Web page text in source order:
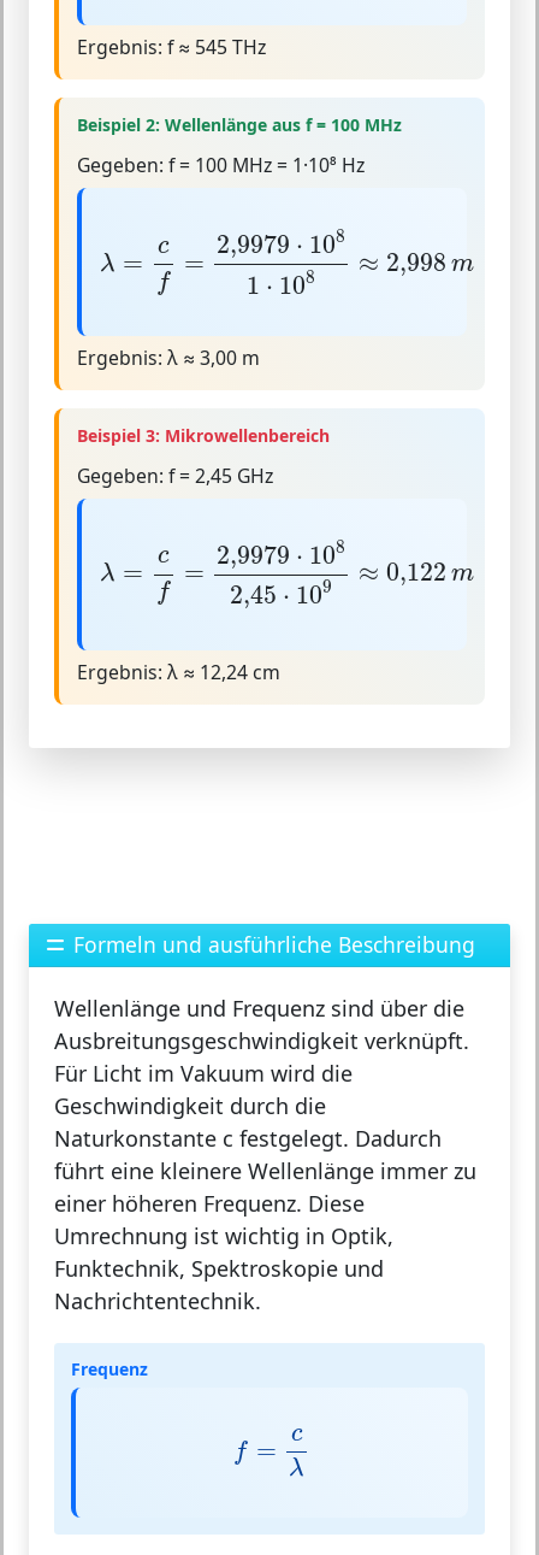
Ergebnis: f ≈ 545 THz
Beispiel 2: Wellenlänge aus f = 100 MHz
Gegeben: f = 100 MHz = 1·10⁸ Hz
λ =
c
f
=
2,9979 ⋅ 108
1 ⋅ 108 ≈ 2,998 m
2,997 9⋅108 1⋅10
Ergebnis: λ ≈ 3,00 m
Beispiel 3: Mikrowellenbereich
Gegeben: f = 2,45 GHz
λ =
c
f
=
2,9979 ⋅ 108
2,45 ⋅ 109 ≈ 0,122 m
2,997 9⋅108 ,45
Ergebnis: λ ≈ 12,24 cm
Formeln und ausführliche Beschreibung
Wellenlänge und Frequenz sind über die
Ausbreitungsgeschwindigkeit verknüpft.
Für Licht im Vakuum wird die
Geschwindigkeit durch die
Naturkonstante c festgelegt. Dadurch
führt eine kleinere Wellenlänge immer zu
einer höheren Frequenz. Diese
Umrechnung ist wichtig in Optik,
Funktechnik, Spektroskopie und
Nachrichtentechnik.
Frequenz
f =
c
λ
λ